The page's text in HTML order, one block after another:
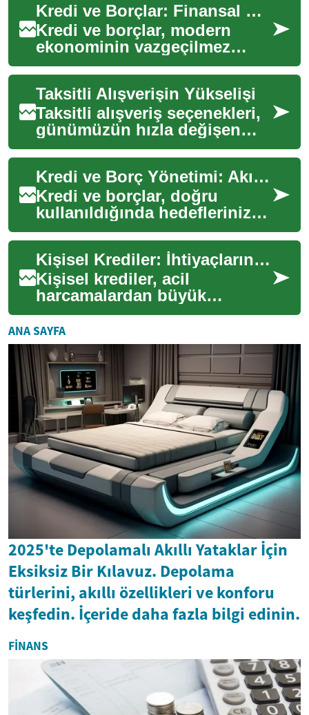
Kredi ve Borçlar: Finansal Geleceğinizi Şekillendirmek
Kredi ve borçlar, modern
ekonominin vazgeçilmez
unsurlarıdır. Bireysel
tüketicilerden büyük
şirketlere kadar herkes, ...
Taksitli Alışverişin Yükselişi
Taksitli alışveriş seçenekleri,
günümüzün hızla değişen
dijital ticaret ortamında
tüketicilerin satın alma
alışkanlık...
Kredi ve Borç Yönetimi: Akıllı Stratejilerle Finansal Özgürlük
Kredi ve borçlar, doğru
kullanıldığında hedeflerinize
ulaşmanızda güçlü bir araç
olabilir. Bu makalede kredi
başvurus...
Kişisel Krediler: İhtiyaçlarınıza Uygun Finansman Çözümleri
Kişisel krediler, acil
harcamalardan büyük
projelere kadar geniş bir
yelpazede finansman sağlar.
Faiz oranları, vade ...
ANA SAYFA
2025'te Depolamalı Akıllı Yataklar İçin
Eksiksiz Bir Kılavuz. Depolama
türlerini, akıllı özellikleri ve konforu
keşfedin. İçeride daha fazla bilgi edinin.
FINANS